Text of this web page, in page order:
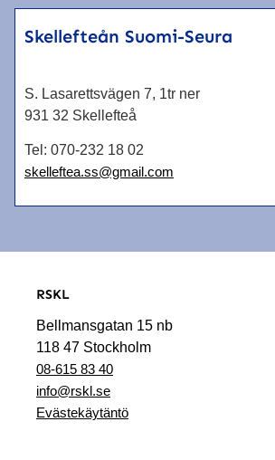
Skellefteån Suomi-Seura
S. Lasarettsvägen 7, 1tr ner
931 32 Skellefteå
Tel: 070-232 18 02
skelleftea.ss@gmail.com
RSKL
Bellmansgatan 15 nb
118 47 Stockholm
08-615 83 40
info@rskl.se
Evästekäytäntö